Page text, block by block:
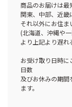
商品のお届けは最
関東、中部、近畿
それ以外にお住ま
(北海道、沖縄や
より上記より遅れ
お受け取り日時
日数
及びお休みの期間
ます。